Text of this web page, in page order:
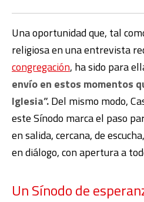
Una oportunidad que, tal
religiosa en una entrevista
congregación, ha sido para
envío en estos momentos
Iglesia”.Del mismo modo,
este Sínodo marca el paso
en salida, cercana, de
en diálogo, con apertura a
Un Sínodo de